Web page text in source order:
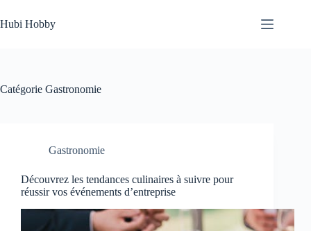
au
contenu
Hubi Hobby
Catégorie Gastronomie
Gastronomie
Découvrez les tendances culinaires à suivre pour
réussir vos événements d’entreprise